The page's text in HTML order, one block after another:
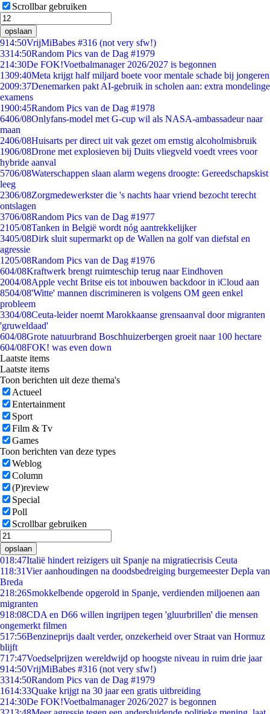
Scrollbar gebruiken
opslaan
914:50VrijMiBabes #316 (not very sfw!)
3314:50Random Pics van de Dag #1979
214:30De FOK!Voetbalmanager 2026/2027 is begonnen
1309:40Meta krijgt half miljard boete voor mentale schade bij jongeren
2009:37Denemarken pakt AI-gebruik in scholen aan: extra mondelinge
examens
1900:45Random Pics van de Dag #1978
6406/08Onlyfans-model met G-cup wil als NASA-ambassadeur naar
maan
2406/08Huisarts per direct uit vak gezet om ernstig alcoholmisbruik
1906/08Drone met explosieven bij Duits vliegveld voedt vrees voor
hybride aanval
5706/08Waterschappen slaan alarm wegens droogte: Gereedschapskist
leeg
2306/08Zorgmedewerkster die 's nachts haar vriend bezocht terecht
ontslagen
3706/08Random Pics van de Dag #1977
2105/08Tanken in België wordt nóg aantrekkelijker
3405/08Dirk sluit supermarkt op de Wallen na golf van diefstal en
agressie
1205/08Random Pics van de Dag #1976
604/08Kraftwerk brengt ruimteschip terug naar Eindhoven
2004/08Apple vecht Britse eis tot inbouwen backdoor in iCloud aan
8504/08'Witte' mannen discrimineren is volgens OM geen enkel
probleem
3304/08Ceuta-leider noemt Marokkaanse grensaanval door migranten
'gruweldaad'
604/08Grote natuurbrand Boschhuizerbergen groeit naar 100 hectare
604/08FOK! was even down
Laatste items
Laatste items
Toon berichten uit deze thema's
Actueel
Entertainment
Sport
Film & Tv
Games
Toon berichten van deze types
Weblog
Column
(P)review
Special
Poll
Scrollbar gebruiken
opslaan
018:47Italië hindert reizigers uit Spanje na migratiecrisis Ceuta
118:31Vier aanhoudingen na doodsbedreiging burgemeester Depla van
Breda
218:26Smokkelbende opgerold in Spanje, verdienden miljoenen aan
migranten
918:08CDA en D66 willen ingrijpen tegen 'gluurbrillen' die mensen
ongemerkt filmen
517:56Benzineprijs daalt verder, onzekerheid over Straat van Hormuz
blijft
717:47Voedselprijzen wereldwijd op hoogste niveau in ruim drie jaar
914:50VrijMiBabes #316 (not very sfw!)
3314:50Random Pics van de Dag #1979
1614:33Quake krijgt na 30 jaar een gratis uitbreiding
214:30De FOK!Voetbalmanager 2026/2027 is begonnen